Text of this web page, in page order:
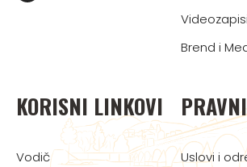
Videozapisi
Brend i
KORISNI LINKOVI
Vodič
PRAVNI
Uslovi i